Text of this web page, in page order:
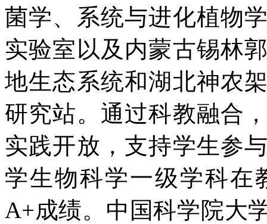
菌学、系统与进化植物
实验室以及内蒙古锡林
地生态系统和湖北神农
研究站。通过科教融合
实践开放，支持学生参
学生物科学一级学科在
A+成绩。中国科学院大